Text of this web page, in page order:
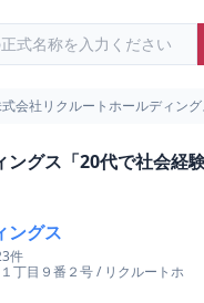
会社リクルートホールディン
グス「20代で社会経
ングス
件
丁目９番２号/ リクルートホ